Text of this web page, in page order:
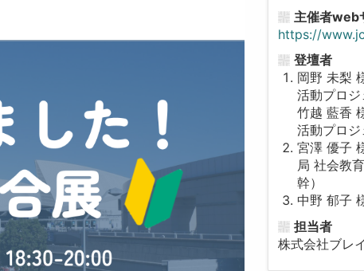
主催者web
https://
登壇者
岡野 未梨
活動プロジ
竹越 藍香
活動プロジ
宮澤 優子
局 社会教
幹）
中野 郁子
担当者
株式会社ブレ